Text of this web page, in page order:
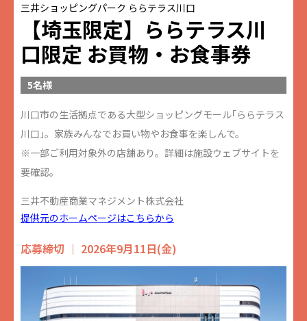
三井ショッピングパーク ららテラス川口
【埼玉限定】ららテラス川
口限定 お買物・お食事券
5名様
川口市の生活拠点である大型ショッピングモール｢ららテラス
川口｣。家族みんなでお買い物やお食事を楽しんで。
※一部ご利用対象外の店舗あり。詳細は施設ウェブサイトを
要確認。
三井不動産商業マネジメント株式会社
提供元のホームページはこちらから
応募締切 ｜ 2026年9月11日(金)